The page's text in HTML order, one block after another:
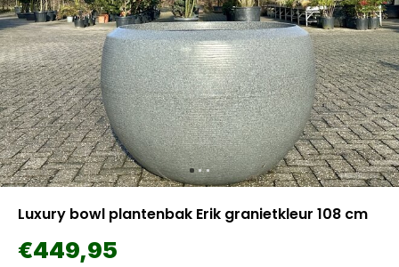
Luxury bowl plantenbak Erik granietkleur 108 cm
€449,95